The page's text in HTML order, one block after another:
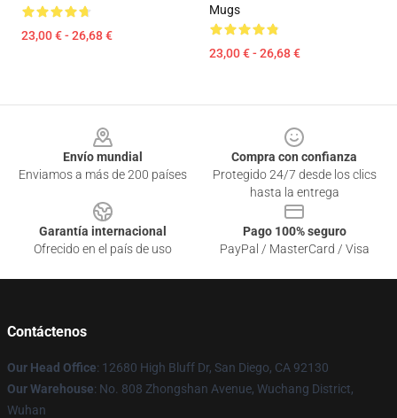
23,00 € - 26,68 €
Mugs
23,00 € - 26,68 €
Envío mundial
Enviamos a más de 200 países
Compra con confianza
Protegido 24/7 desde los clics
hasta la entrega
Garantía internacional
Ofrecido en el país de uso
Pago 100% seguro
PayPal / MasterCard / Visa
Contáctenos
Our Head Office: 12680 High Bluff Dr, San Diego, CA 92130
Our Warehouse: No. 808 Zhongshan Avenue, Wuchang District,
Wuhan